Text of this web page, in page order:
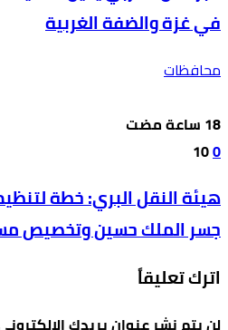
في غزة والضفة الغربية
محافظات
0
10
هيئة النقل البري: خطة
جسر الملك حسين وتخصيص
اترك تعليقاً